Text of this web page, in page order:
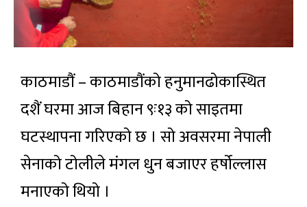
काठमाडौं – काठमाडौंको हनुमानढोकास्थित
दशैं घरमा आज बिहान ९ः१३ को साइतमा
घटस्थापना गरिएको छ । सो अवसरमा नेपाली
सेनाको टोलीले मंगल धुन बजाएर हर्षोल्लास
मनाएको थियो ।